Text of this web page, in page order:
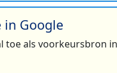
in Google
toe als voorkeursbron